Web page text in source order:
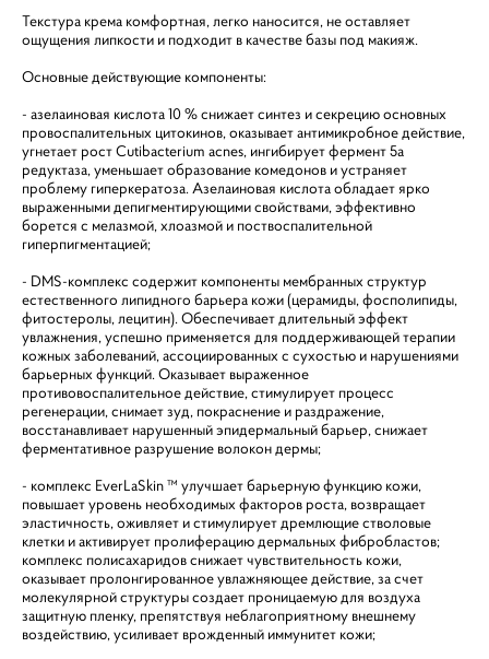
Текстура крема комфортная, легко наносится, не оставляет
ощущения липкости и подходит в качестве базы под макияж.
Основные действующие компоненты:
- азелаиновая кислота 10 % снижает синтез и секрецию основных
провоспалительных цитокинов, оказывает антимикробное действие,
угнетает рост Cutibacterium acnes, ингибирует фермент 5а
редуктаза, уменьшает образование комедонов и устраняет
проблему гиперкератоза. Азелаиновая кислота обладает ярко
выраженными депигментирующими свойствами, эффективно
борется с мелазмой, хлоазмой и поствоспалительной
гиперпигментацией;
- DMS-комплекс содержит компоненты мембранных структур
естественного липидного барьера кожи (церамиды, фосполипиды,
фитостеролы, лецитин). Обеспечивает длительный эффект
увлажнения, успешно применяется для поддерживающей терапии
кожных заболеваний, ассоциированных с сухостью и нарушениями
барьерных функций. Оказывает выраженное
противовоспалительное действие, стимулирует процесс
регенерации, снимает зуд, покраснение и раздражение,
восстанавливает нарушенный эпидермальный барьер, снижает
ферментативное разрушение волокон дермы;
- комплекс EverLaSkin ™ улучшает барьерную функцию кожи,
повышает уровень необходимых факторов роста, возвращает
эластичность, оживляет и стимулирует дремлющие стволовые
клетки и активирует пролиферацию дермальных фибробластов;
комплекс полисахаридов снижает чувствительность кожи,
оказывает пролонгированное увлажняющее действие, за счет
молекулярной структуры создает проницаемую для воздуха
защитную пленку, препятствуя неблагоприятному внешнему
воздействию, усиливает врожденный иммунитет кожи;